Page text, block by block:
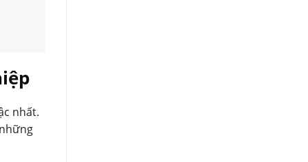
nhất.